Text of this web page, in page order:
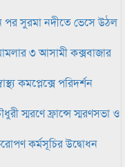
পর সুরমা নদীতে ভেসে উঠল
৩ আসামী কক্সবাজার
কমপ্লেক্সে পরিদর্শন
স্মরণে ফ্রান্সে স্মরণসভা ও
কর্মসূচির উদ্বোধন